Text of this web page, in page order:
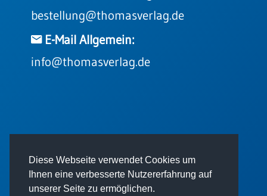
Diese Webseite verwendet Cookies um
Ihnen eine verbesserte Nutzererfahrung auf
unserer Seite zu ermöglichen.
bestellung@thomasverlag.de
E-Mail Allgemein:
info@thomasverlag.de